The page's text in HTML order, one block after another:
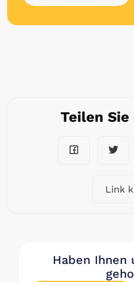
Teilen
Link
Haben Ihnen